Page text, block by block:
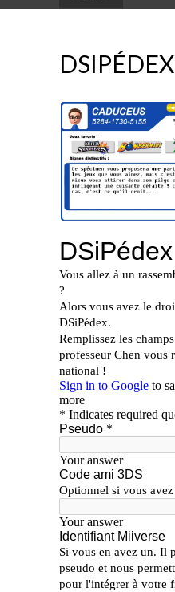
DSIPÉDEX